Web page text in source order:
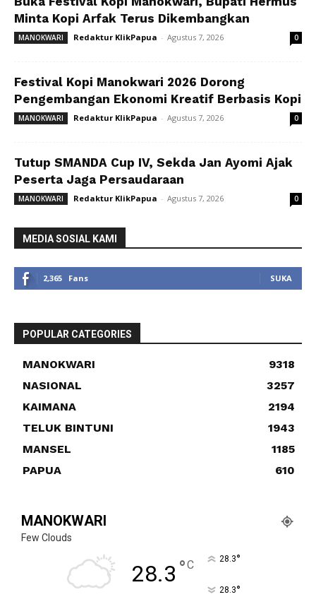
Minta Kopi Arfak Terus Dikembangkan
MANOKWARI Redaktur KlikPapua - Agustus 7, 2026 0
Festival Kopi Manokwari 2026 Dorong
Pengembangan Ekonomi Kreatif Berbasis Kopi
MANOKWARI Redaktur KlikPapua - Agustus 7, 2026 0
Tutup SMANDA Cup IV, Sekda Jan Ayomi Ajak
Peserta Jaga Persaudaraan
MANOKWARI Redaktur KlikPapua - Agustus 7, 2026 0
MEDIA SOSIAL KAMI
2,365 Fans SUKA
POPULAR CATEGORIES
MANOKWARI
9318
NASIONAL
3257
KAIMANA
2194
TELUK BINTUNI
1943
MANSEL
1185
PAPUA
610
MANOKWARI
Few Clouds
28.3 °C 28.3°
28.3°